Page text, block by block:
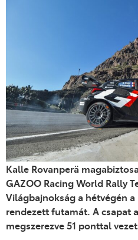
Kalle Rovanperä
GAZOO Racing World Rally
Világbajnokság a hétvégén
rendezett futamát. A csapat
megszerezve 51 ponttal